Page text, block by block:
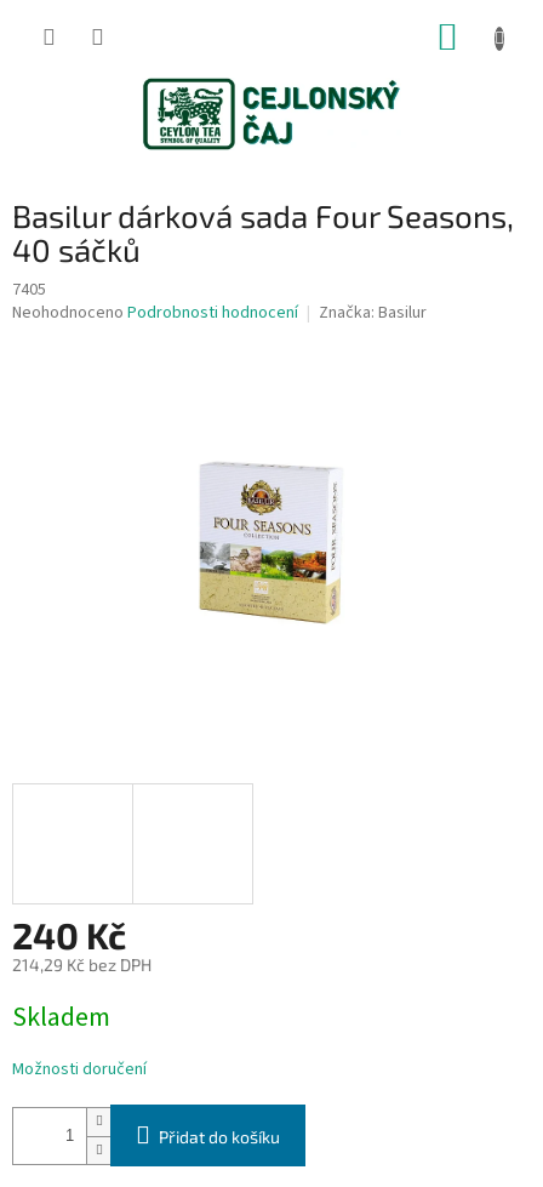
Basilur dárková sada Four Seasons,
40 sáčků
7405
Průměrné
Neohodnoceno Podrobnosti hodnocení Značka: Basilur
240 Kč
214,29 Kč bez DPH
cena:
Skladem
Možnosti doručení
Přidat do košíku